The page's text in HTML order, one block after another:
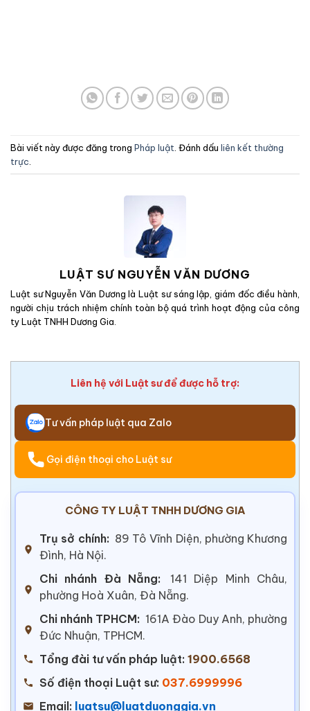
Bài viết này được đăng trong Pháp luật . Đánh dấu liên kết thường
trực
LUẬT SƯ NGUYỄN VĂN DƯƠNG
Luật sư Nguyễn Văn Dương là Luật sư sáng lập, giám đốc điều hành,
người chịu trách nhiệm chính toàn bộ quá trình hoạt động của công
ty Luật TNHH Dương Gia.
Liên hệ với Luật sư để được hỗ trợ:
Tư vấn pháp luật qua Zalo
Gọi điện thoại cho Luật sư
CÔNG TY LUẬT TNHH DƯƠNG GIA
Trụ sở chính: 89 Tô Vĩnh Diện, phường Khương
Đình, Hà Nội.
Chi nhánh Đà Nẵng:
141 Diệp Minh Châu,
phường Hoà Xuân, Đà Nẵng.
Chi nhánh TPHCM: 161A Đào Duy Anh, phường
Đức Nhuận, TPHCM.
Tổng đài tư vấn pháp luật: 1900.6568
Số điện thoại Luật sư: 037.6999996
Email: luatsu@luatduonggia.vn